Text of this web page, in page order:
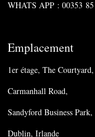
WHATS APP : 00353
Emplacement
1er étage, The Courtyard,
Carmanhall Road,
Sandyford Business Park,
Dublin, Irlande